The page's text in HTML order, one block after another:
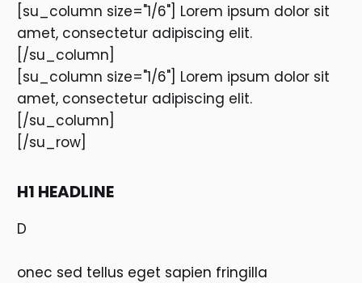
[su_column size="1/6"] Lorem ipsum dolor sit
amet, consectetur adipiscing elit.
[/su_column]
[su_column size="1/6"] Lorem ipsum dolor sit
amet, consectetur adipiscing elit.
[/su_column]
[/su_row]
H1 HEADLINE
D
onec sed tellus eget sapien fringilla